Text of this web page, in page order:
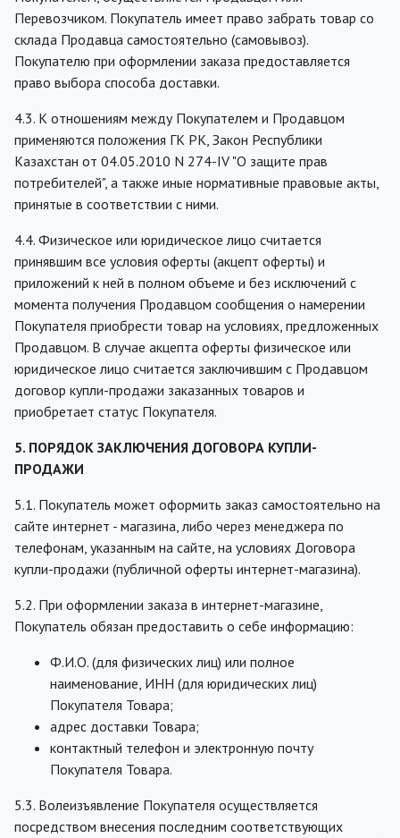
Перевозчиком. Покупатель имеет право забрать товар со
склада Продавца самостоятельно (самовывоз).
Покупателю при оформлении заказа предоставляется
право выбора способа доставки.
4.3. К отношениям между Покупателем и Продавцом
применяются положения ГК РК, Закон Республики
Казахстан от 04.05.2010 N 274-IV "О защите прав
потребителей", а также иные нормативные правовые акты,
принятые в соответствии с ними.
4.4. Физическое или юридическое лицо считается
принявшим все условия оферты (акцепт оферты) и
приложений к ней в полном объеме и без исключений с
момента получения Продавцом сообщения о намерении
Покупателя приобрести товар на условиях, предложенных
Продавцом. В случае акцепта оферты физическое или
юридическое лицо считается заключившим с Продавцом
договор купли-продажи заказанных товаров и
приобретает статус Покупателя.
5. ПОРЯДОК ЗАКЛЮЧЕНИЯ ДОГОВОРА КУПЛИ-
ПРОДАЖИ
5.1. Покупатель может оформить заказ самостоятельно на
сайте интернет - магазина, либо через менеджера по
телефонам, указанным на сайте, на условиях Договора
купли-продажи (публичной оферты интернет-магазина).
5.2. При оформлении заказа в интернет-магазине,
Покупатель обязан предоставить о себе информацию:
Ф.И.О. (для физических лиц) или полное
наименование, ИНН (для юридических лиц)
Покупателя Товара;
адрес доставки Товара;
контактный телефон и электронную почту
Покупателя Товара.
5.3. Волеизъявление Покупателя осуществляется
посредством внесения последним соответствующих